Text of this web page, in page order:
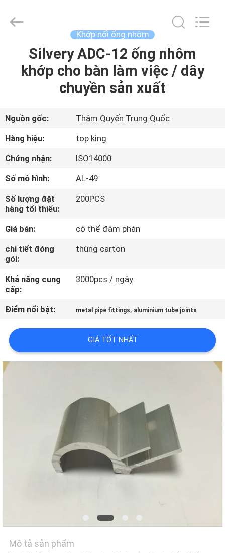
NHÀ
VỀ
CHÚNG
CHUYẾN
THAM
QUAN
NHÀ
KIỂM
CHẤT
LƯỢNG
GIÁ
Shenzhen
Jingji
Reserved.
Khớp nối ống nhôm
Silvery ADC-12 ống nhôm
khớp cho bàn làm việc / dây
chuyền sản xuất
Nguồn gốc:
Thâm Quyến Trung Quốc
Hàng hiệu:
top king
Chứng nhận:
ISO14000
Số mô hình:
AL-49
Số lượng đặt
hàng tối thiểu:
200PCS
Giá bán:
có thể đàm phán
chi tiết đóng
gói:
thùng carton
Khả năng cung
cấp:
3000pcs / ngày
Điểm nổi bật: metal pipe fittings, aluminium tube joints
GIÁ TỐT NHẤT
Mô tả sản phẩm